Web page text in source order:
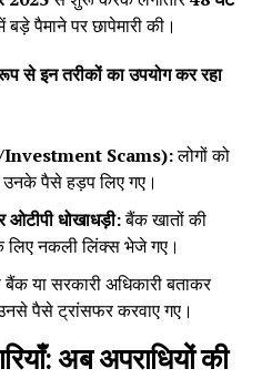
पैमाने पर छापेमारी की।
से इन तरीकों का उपयोग कर रहा
Investment Scams):लोगों को
उनके पैसे हड़प लिए गए।
धोखाधड़ी:बैंक खातों की
लिए नकली लिंक्स भेजे गए।
या सरकारी अधिकारी बताकर
पैसे ट्रांसफर करवाए गए।
अब अपराधियों की